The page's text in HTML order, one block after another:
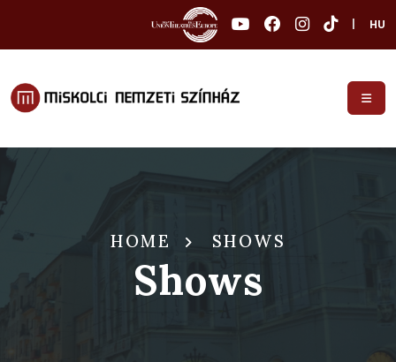
HU
HOME SHOWS
Shows